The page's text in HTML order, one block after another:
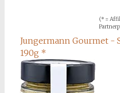
(* =
Jungermann Gourmet -
190g *